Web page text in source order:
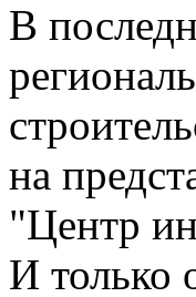
В
на
"Центр
И только